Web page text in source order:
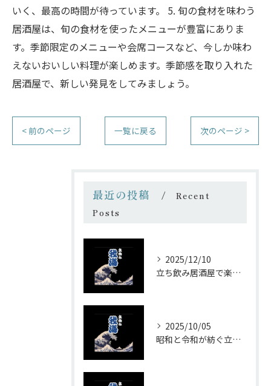
いく、最高の時間が待っています。 5. 旬の食材を味わう
居酒屋は、旬の食材を使ったメニューが豊富にありま
す。季節限定のメニューや会席コースなど、今しか味わ
えないおいしい料理が楽しめます。季節感を取り入れた
居酒屋で、新しい発見をしてみましょう。
< 前のページ 一覧に戻る 次のページ >
最近の投稿
Recent
Posts
2025/12/10
立ち飲み居酒屋で楽しむ昭和の懐かし空間と多彩なお酒
2025/10/05
昭和と令和が紡ぐ立ち飲みの味わい